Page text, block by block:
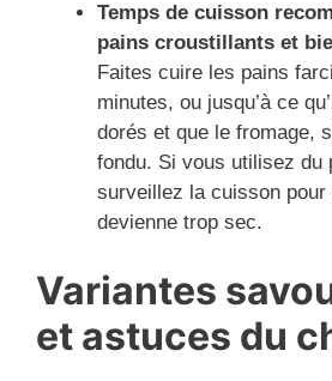
Temps de cuisson
pains croustillants et
Faites cuire les pains
minutes, ou jusqu’à ce
dorés et que le fromage,
fondu. Si vous utilisez du
surveillez la cuisson pour
devienne trop sec.
Variantes
et astuces du